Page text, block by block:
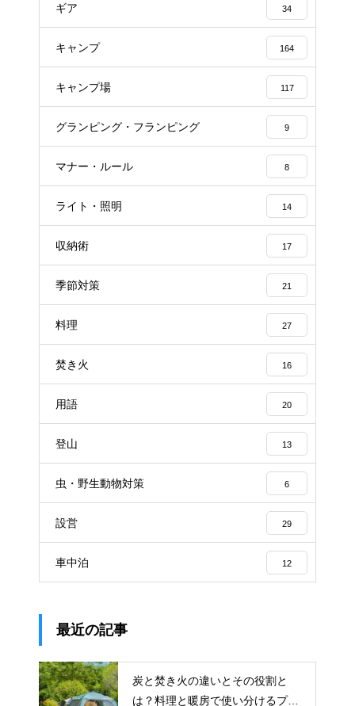
ギア 34
キャンプ 164
キャンプ場 117
グランピング・フランピング 9
マナー・ルール 8
ライト・照明 14
収納術 17
季節対策 21
料理 27
焚き火 16
用語 20
登山 13
虫・野生動物対策 6
設営 29
車中泊 12
最近の記事
炭と焚き火の違いとその役割と
は？料理と暖房で使い分けるプロ